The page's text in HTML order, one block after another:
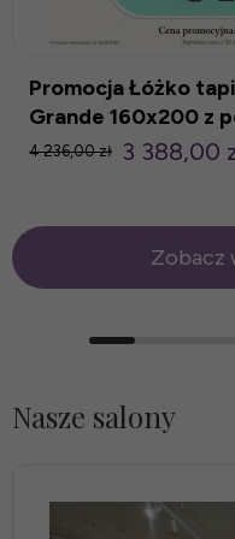
Promocja Łóżko
Grande 160x200 z
3 388,00
4 236,00 zł
Zobacz
promocja-15%
promocja-20%
Nasze salony